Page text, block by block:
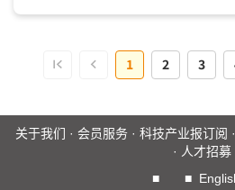
1 2 3
关于我们 · 会员服务· 科技产业报订阅 ·
· 人才招募
■
■